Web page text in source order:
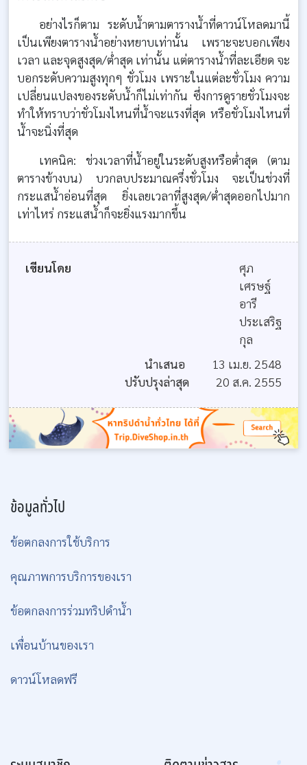
อย่างไรก็ตาม ระดับน้ำตามตารางน้ำที่ดาวน์โหลดมานี้
เป็นเพียงตารางน้ำอย่างหยาบเท่านั้น เพราะจะบอกเพียง
เวลา และจุดสูงสุด/ต่ำสุด เท่านั้น แต่ตารางน้ำที่ละเอียด จะ
บอกระดับความสูงทุกๆ ชั่วโมง เพราะในแต่ละชั่วโมง ความ
เปลี่ยนแปลงของระดับน้ำก็ไม่เท่ากัน ซึ่งการดูรายชั่วโมงจะ
ทำให้ทราบว่าชั่วโมงไหนที่น้ำจะแรงที่สุด หรือชั่วโมงไหนที่
น้ำจะนิ่งที่สุด
เทคนิค: ช่วงเวลาที่น้ำอยู่ในระดับสูงหรือต่ำสุด (ตาม
ตารางข้างบน) บวกลบประมาณครึ่งชั่วโมง จะเป็นช่วงที่
กระแสน้ำอ่อนที่สุด ยิ่งเลยเวลาที่สูงสุด/ต่ำสุดออกไปมาก
เท่าไหร่ กระแสน้ำก็จะยิ่งแรงมากขึ้น
เขียนโดย
ศุภ
เศรษฐ์
อารี
ประเสริฐ
กุล
นำเสนอ
13 เม.ย. 2548
ปรับปรุงล่าสุด
20 ส.ค. 2555
ข้อมูลทั่วไป
ข้อตกลงการใช้บริการ
คุณภาพการบริการของเรา
ข้อตกลงการร่วมทริปดำน้ำ
เพื่อนบ้านของเรา
ดาวน์โหลดฟรี